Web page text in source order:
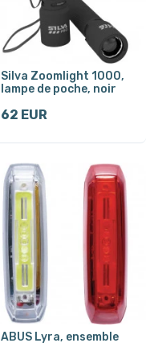
Silva Zoomlight 1000,
lampe de poche, noir
62 EUR
ABUS Lyra, ensemble